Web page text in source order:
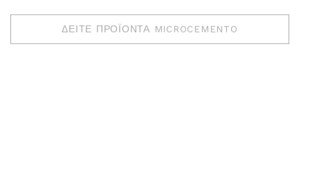
ΔΕΊΤΕ ΠΡΟΪΌΝΤΑ MICROCEMENTO